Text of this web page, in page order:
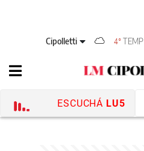
Cipolletti 4° TEMP
ESCUCHÁ LU5